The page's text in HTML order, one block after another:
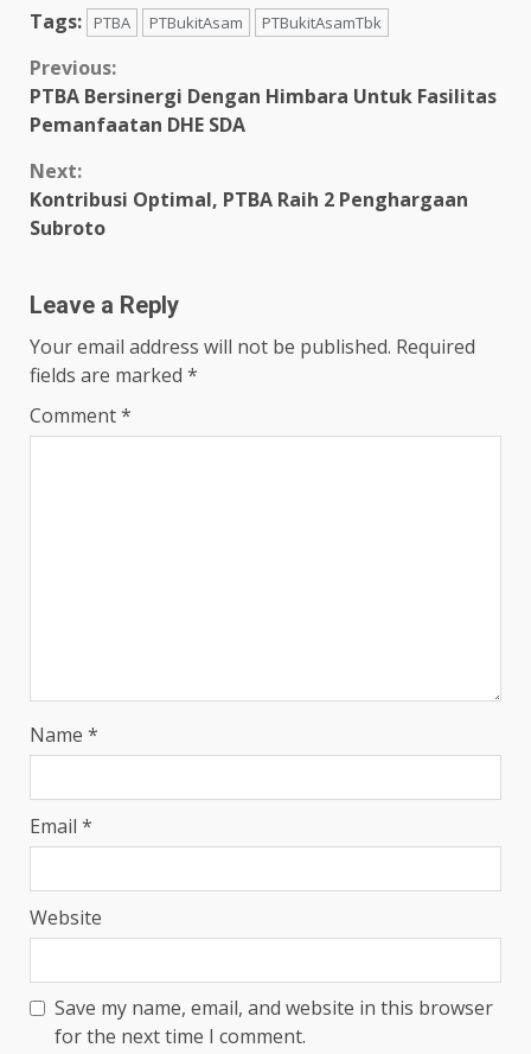
Tags:
PTBA PTBukitAsam PTBukitAsamTbk
Continue
Reading
Previous:
PTBA Bersinergi Dengan Himbara Untuk Fasilitas
Pemanfaatan DHE SDA
Next:
Kontribusi Optimal, PTBA Raih 2 Penghargaan
Subroto
Leave a Reply
Your email address will not be published. Required
fields are marked *
Comment*
Name *
Email *
Website
Save my name, email, and website in this browser
for the next time I comment.